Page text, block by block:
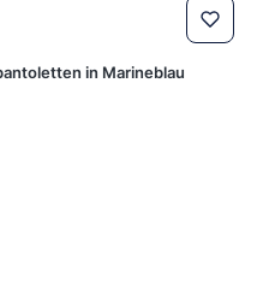
in Marineblau